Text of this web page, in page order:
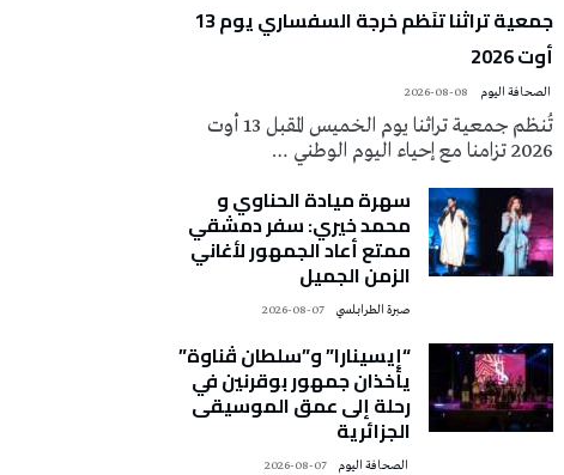
جمعية تراثنا تنَظم خرجة السفساري يوم 13
أوت 2026
2026-08-08
تُنظم جمعية تراثنا يوم الخميس المقبل 13 أوت
2026 تزامنا مع إحياء اليوم الوطني …
سهرة ميادة الحناوي و
محمد خيري: سفر دمشقي
ممتع أعاد الجمهور لأغاني
الزمن الجميل
صبرة الطرابلسي 2026-08-07
“إيسينارا” و”سلطان ڤناوة”
يأخذان جمهور بوقرنين في
رحلة إلى عمق الموسيقى
الجزائرية
2026-08-07